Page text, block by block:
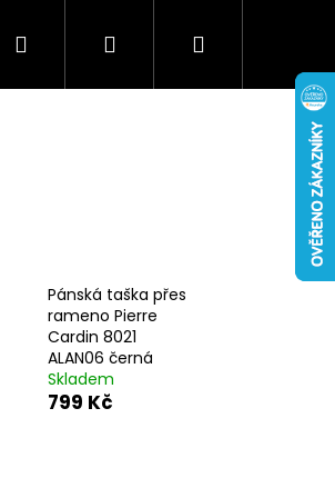
NovinkyHledat PřihlášeníNákupní
Pánská taška přes
rameno Pierre
Cardin 8021
ALAN06 černá
Skladem
799 Kč